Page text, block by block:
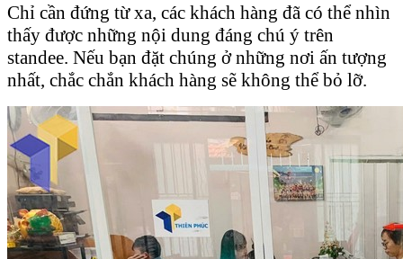
Chỉ cần đứng từ xa, các khách hàng đã có thể nhìn
thấy được những nội dung đáng chú ý trên
standee. Nếu bạn đặt chúng ở những nơi ấn tượng
nhất, chắc chắn khách hàng sẽ không thể bỏ lỡ.